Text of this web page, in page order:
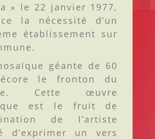
» le 22 janvier 1977,
la nécessité d’un
établissement sur
géante de 60
le fronton du
Cette œuvre
est le fruit de
de l’artiste
d’exprimer un vers